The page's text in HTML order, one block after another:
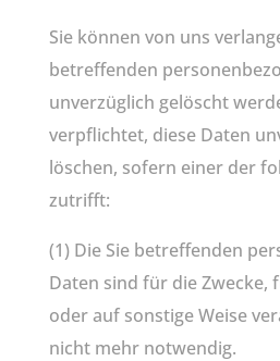
Sie können von uns
betreffenden
unverzüglich gelöscht
verpflichtet, diese Daten
löschen, sofern einer der
zutrifft:
(1) Die Sie betreffenden
Daten sind für die Zwecke,
oder auf sonstige Weise
nicht mehr notwendig.